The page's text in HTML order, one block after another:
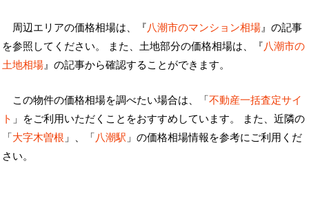
周辺エリアの価格相場は、『八潮市のマンション相場』の記事
を参照してください。 また、土地部分の価格相場は、『八潮市の
土地相場』の記事から確認することができます。
この物件の価格相場を調べたい場合は、「不動産一括査定サイ
ト 」をご利用いただくことをおすすめしています。 また、近隣の
「大字木曽根 」、「八潮駅 」の価格相場情報を参考にご利用くだ
さい。